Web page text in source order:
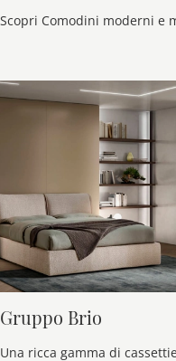
Gruppo Brio